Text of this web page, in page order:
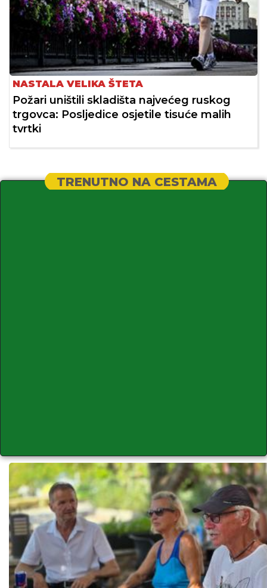
NASTALA VELIKA ŠTETA
Požari uništili skladišta najvećeg ruskog
trgovca: Posljedice osjetile tisuće malih
tvrtki
TRENUTNO NA CESTAMA